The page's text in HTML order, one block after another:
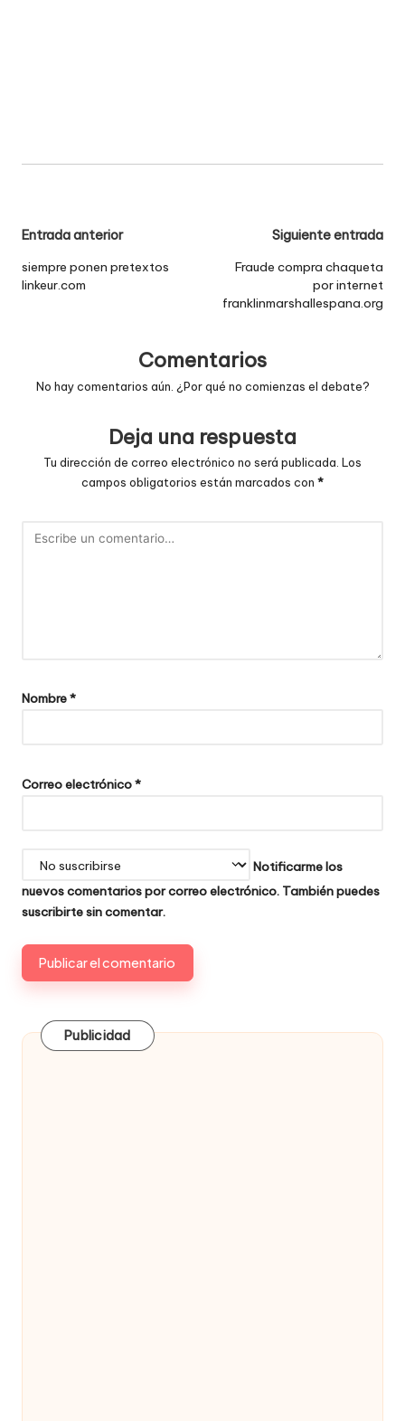
Navegación
de
entradas
Entrada anterior
siempre ponen pretextos
linkeur.com
Siguiente entrada
Fraude compra chaqueta
por internet
franklinmarshallespana.org
Comentarios
No hay comentarios aún. ¿Por qué no comienzas el debate?
Deja una respuesta
Tu dirección de correo electrónico no será publicada. Los
campos obligatorios están marcados con *
Nombre*
Correo electrónico*
Notificarme los
nuevos comentarios por correo electrónico. También puedes
suscribirtesin comentar.
Publicidad